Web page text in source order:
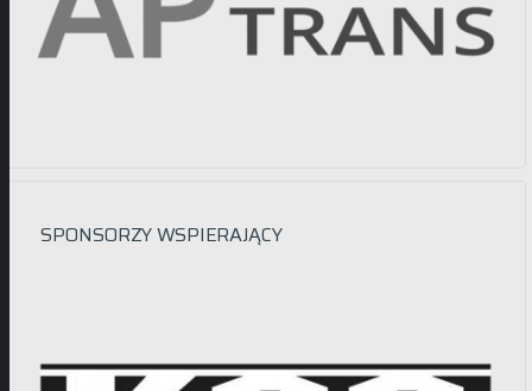
SPONSORZY WSPIERAJĄCY